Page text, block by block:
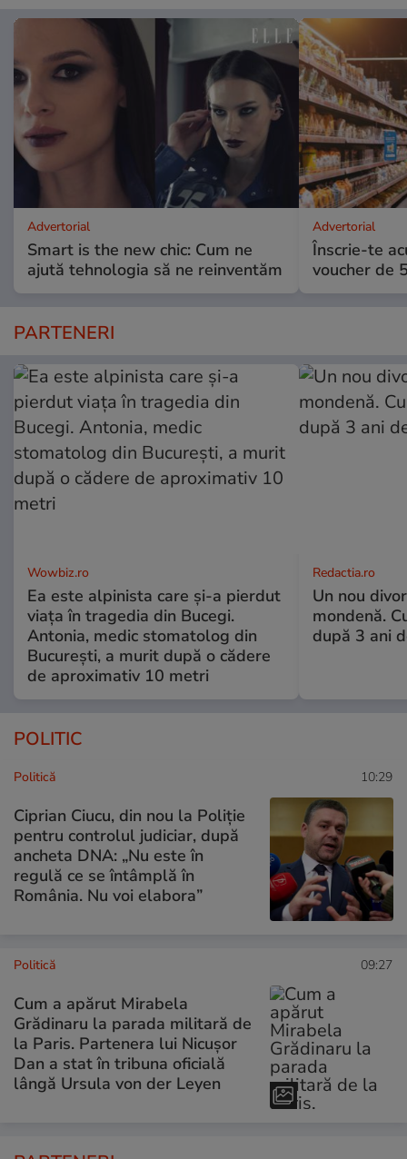
Advertorial
Smart is the new chic: Cum ne
ajută tehnologia să ne reinventăm
Advertorial
Înscrie-te
voucher de
PARTENERI
Wowbiz.ro
Ea este alpinista care și-a pierdut
viața în tragedia din Bucegi.
Antonia, medic stomatolog din
București, a murit după o cădere
de aproximativ 10 metri
Redactia.ro
Un nou
mondenă.
după 3 ani
POLITIC
Politică 10:29
Ciprian Ciucu, din nou la Poliție
pentru controlul judiciar, după
ancheta DNA: „Nu este în
regulă ce se întâmplă în
România. Nu voi elabora”
Politică 09:27
Cum a apărut Mirabela
Grădinaru la parada militară de
la Paris. Partenera lui Nicușor
Dan a stat în tribuna oficială
lângă Ursula von der Leyen